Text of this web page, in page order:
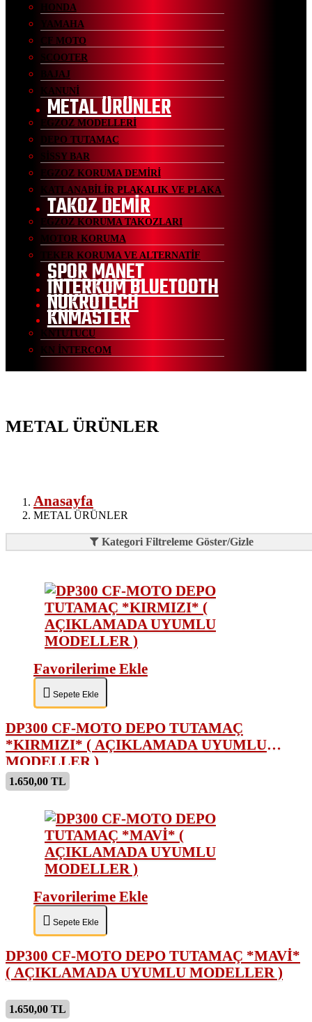
HONDA
YAMAHA
CF MOTO
SCOOTER
BAJAJ
KANUNİ
METAL ÜRÜNLER
EGZOZ MODELLERİ
DEPO TUTAMAC
SİSSY BAR
EGZOZ KORUMA DEMİRİ
KATLANABİLİR PLAKALIK VE PLAKA
TAKOZ DEMİR
EGZOZ KORUMA TAKOZLARI
MOTOR KORUMA
TEKER KORUMA VE ALTERNATİF
SPOR MANET
İNTERKOM BLUETOOTH
NUKROTECH
KNMASTER
KNTUTUCU
KN İNTERCOM
METAL ÜRÜNLER
Anasayfa
METAL ÜRÜNLER
Kategori Filtreleme Göster/Gizle
Favorilerime Ekle
Sepete Ekle
DP300 CF-MOTO DEPO TUTAMAÇ
*KIRMIZI* ( AÇIKLAMADA UYUMLU
MODELLER )
1.650,00 TL
Favorilerime Ekle
Sepete Ekle
DP300 CF-MOTO DEPO TUTAMAÇ *MAVİ*
( AÇIKLAMADA UYUMLU MODELLER )
1.650,00 TL